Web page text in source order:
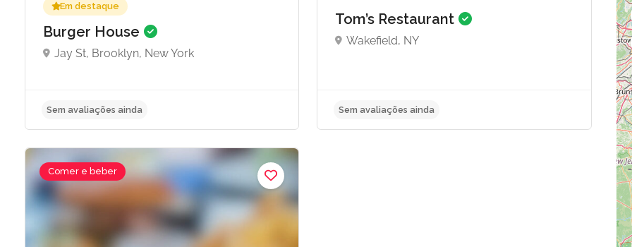
Em destaque
Burger House
Jay St, Brooklyn, New York
Sem avaliações ainda
Tom’s Restaurant
Wakefield, NY
Comer e beber